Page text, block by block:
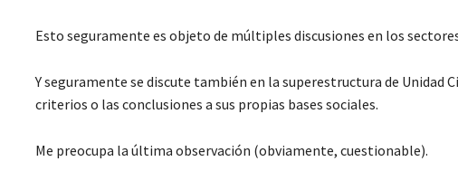
Esto seguramente es objeto de múltiples discusiones en los
Y seguramente se discute también en la superestructura de Unidad
criterios o las conclusiones a sus propias bases sociales.
Me preocupa la última observación (obviamente, cuestionable).